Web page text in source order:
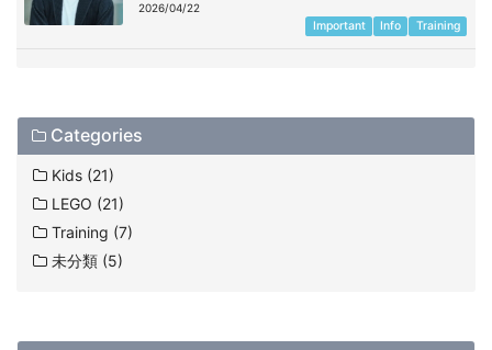
2026/04/22
Important Info Training
Categories
Kids (21)
LEGO (21)
Training (7)
未分類 (5)